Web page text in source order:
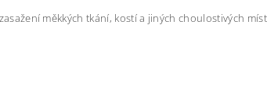
měkkých tkání, kostí a jiných choulostivých